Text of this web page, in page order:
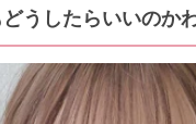
うしたらいいのか